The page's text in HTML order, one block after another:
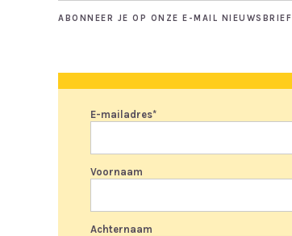
ABONNEER JE OP ONZE E-MAIL NIEUWSBRIEF
E-mailadres*
Voornaam
Achternaam